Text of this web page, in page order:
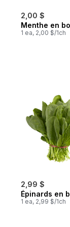
2,00 $
Menthe en
1 ea, 2,00 $/1ch
2,99 $
Épinards en
1 ea, 2,99 $/1ch